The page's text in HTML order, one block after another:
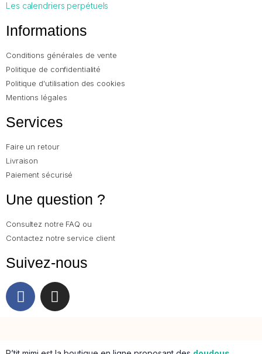
Les calendriers perpétuels
Informations
Conditions générales de vente
Politique de confidentialité
Politique d'utilisation des cookies
Mentions légales
Services
Faire un retour
Livraison
Paiement sécurisé
Une question ?
Consultez notre FAQ ou
Contactez notre service client
Suivez-nous